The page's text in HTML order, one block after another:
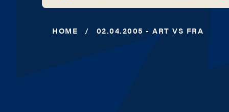
HOME / 02.04.2005 - ART VS FRA